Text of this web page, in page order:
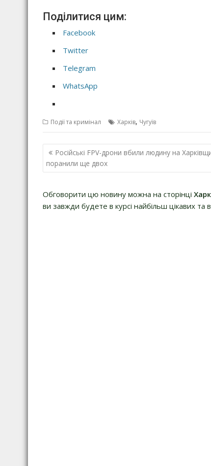
Поділитися цим:
Facebook
Twitter
Telegram
WhatsApp
Події та кримінал Харків, Чугуїв
Н
а
і
г
Російські FPV-дрони вбили людину на
поранили ще двох
Обговорити цю новину можна на сторінці
ви завжди будете в курсі найбільш цікавих та